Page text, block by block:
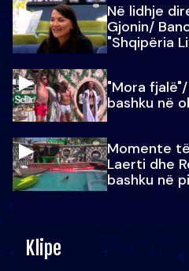
Në lidhje
Gjonin/
"Shqipëria
"Mora
bashku në
Momente
Laerti dhe
bashku në
Klipe